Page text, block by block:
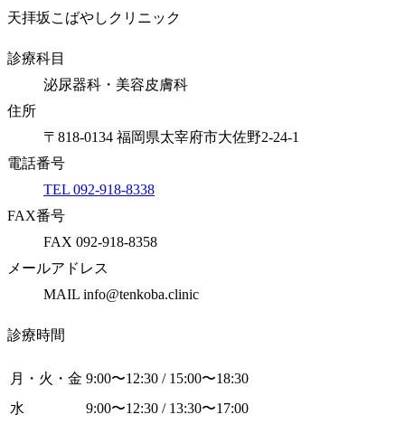
天拝坂こばやしクリニック
診療科目
泌尿器科・美容皮膚科
住所
〒818-0134 福岡県太宰府市大佐野2-24-1
電話番号
TEL 092-918-8338
FAX番号
FAX 092-918-8358
メールアドレス
MAIL info@tenkoba.clinic
診療時間
月・火・金 9:00〜12:30 / 15:00〜18:30
水
9:00〜12:30 / 13:30〜17:00